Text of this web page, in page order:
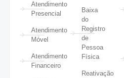
Atendimento
Presencial
Atendimento
Móvel
Atendimento
Financeiro
Baixa
do
Registro
de
Pessoa
Física
Reativação